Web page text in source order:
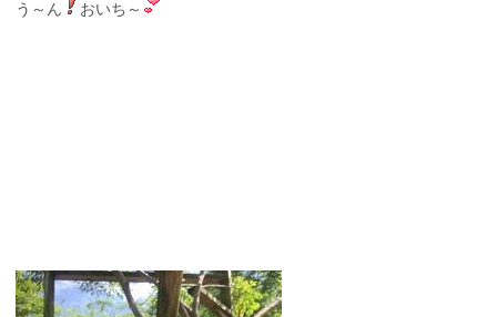
う～ん おいち～